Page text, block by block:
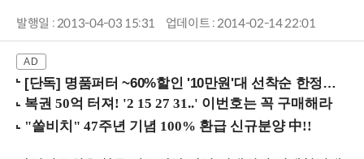
발행일 : 2013-04-03 15:31 업데이트 : 2014-02-14 22:01
[단독] 명품퍼터 ~60%할인 '10만원'대 선착순 한정판매!